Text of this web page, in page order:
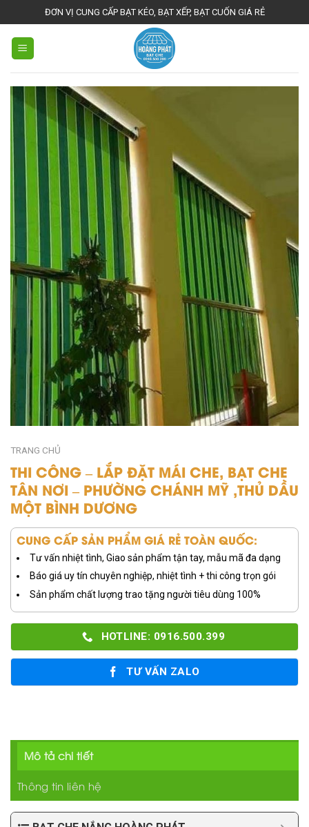
to
content
ĐƠN VỊ CUNG CẤP BẠT KÉO, BẠT XẾP, BẠT CUỐN GIÁ RẺ
TRANG CHỦ
THI CÔNG – LẮP ĐẶT MÁI CHE, BẠT CHE
TÂN NƠI – PHƯỜNG CHÁNH MỸ ,THỦ DẦU
MỘT BÌNH DƯƠNG
CUNG CẤP SẢN PHẨM GIÁ RẺ TOÀN QUỐC:
Tư vấn nhiệt tình, Giao sản phẩm tận tay, mẫu mã đa dạng
Báo giá uy tín chuyên nghiệp, nhiệt tình + thi công trọn gói
Sản phẩm chất lượng trao tặng người tiêu dùng 100%
HOTLINE: 0916.500.399
TƯ VẤN ZALO
Mô tả chi tiết
Thông tin liên hệ